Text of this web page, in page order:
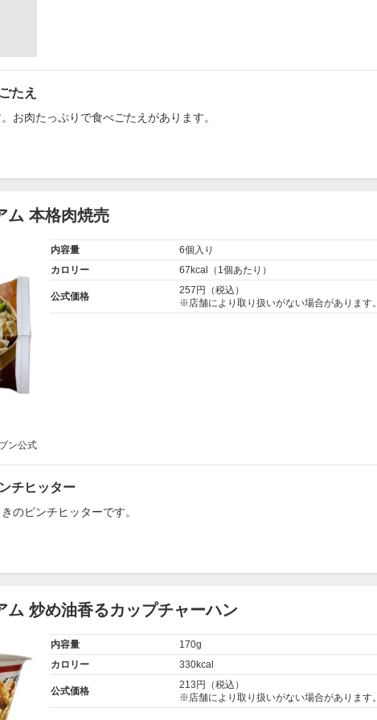
たえ
お肉たっぷりで食べごたえがあります。
ム 本格肉焼売
ン公式
内容量
6個入り
カロリー
67kcal（1個あたり）
公式価格
257円（税込）
※店舗により取り扱いがない場合があります。
チヒッター
のピンチヒッターです。
ム 炒め油香るカップチャーハン
内容量
170g
カロリー
330kcal
公式価格
213円（税込）
※店舗により取り扱いがない場合があります。